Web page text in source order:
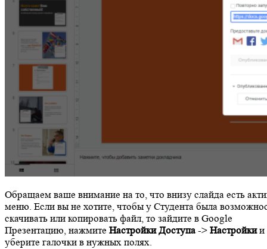
Обращаем ваше внимание на то, что внизу слайда есть
меню. Если вы не хотите, чтобы у Студента была
скачивать или копировать файл, то зайдите в Google
Презентацию, нажмите Настройки Доступа-> Настройкии
уберите галочки в нужных полях.